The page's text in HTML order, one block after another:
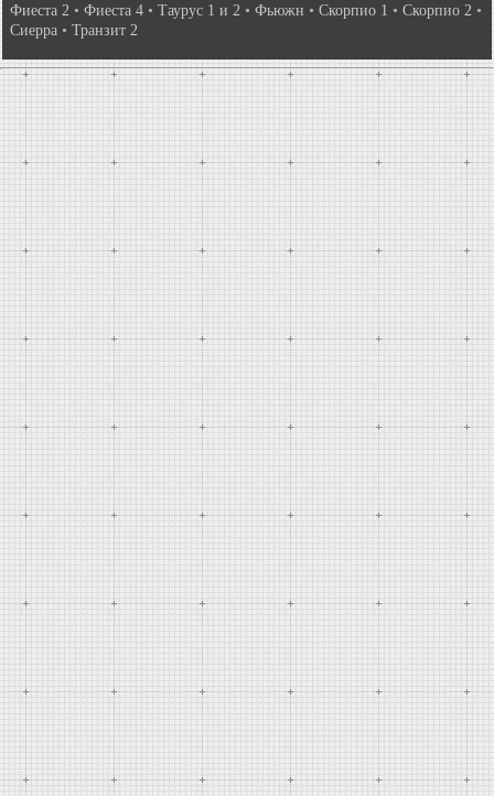
Фиеста 2 • Фиеста 4 • Таурус 1 и 2 • Фьюжн • Скорпио 1 • Скорпио 2 •
Сиерра • Транзит 2